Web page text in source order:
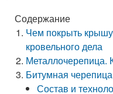
Содержание
Чем покрыть
кровельного дела
Металлочерепица.
Битумная
Состав и